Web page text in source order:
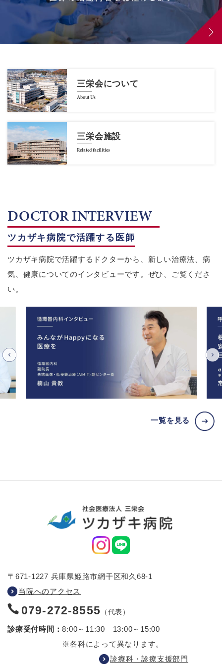
三栄会について
About Us
三栄会施設
Related facilities
DOCTOR INTERVIEW
ツカザキ病院で活躍する医師
ツカザキ病院で活躍するドクターから、新しい治療法、病
気、健康についてのインタビューです。ぜひ、ご覧くださ
い。
一覧を見る
〒671-1227 兵庫県姫路市網干区和久68-1
当院へのアクセス
079-272-8555 （代表）
診療受付時間：8:00～11:30 13:00～15:00
※各科によって異なります。
診療科・診療支援部門